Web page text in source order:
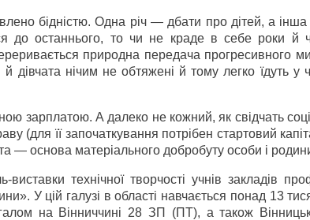
бідністю. Одна річ — дбати про дітей, а
до останнього, то чи не краде в себе роки й
природна передача прогресивного
дівчата нічим не обтяжені й тому легко їдуть у
зарплатою. А далеко не кожний, як свідчать
(для її започаткування потрібен стартовий
— основа матеріального добробуту особи і
технічної творчості учнів закладів
У цій галузі в області навчається понад 13
на Він­ниччині 28 ЗП (ПТ), а також